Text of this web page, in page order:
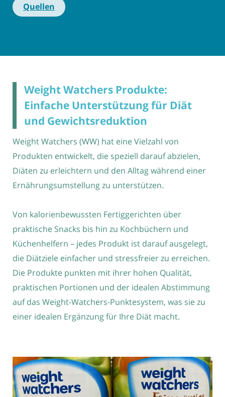
Quellen
Weight Watchers Produkte:
Einfache Unterstützung für Diät
und Gewichtsreduktion
Weight Watchers (WW) hat eine Vielzahl von
Produkten entwickelt, die speziell darauf abzielen,
Diäten zu erleichtern und den Alltag während einer
Ernährungsumstellung zu unterstützen.
Von kalorienbewussten Fertiggerichten über
praktische Snacks bis hin zu Kochbüchern und
Küchenhelfern – jedes Produkt ist darauf ausgelegt,
die Diätziele einfacher und stressfreier zu erreichen.
Die Produkte punkten mit ihrer hohen Qualität,
praktischen Portionen und der idealen Abstimmung
auf das Weight-Watchers-Punktesystem, was sie zu
einer idealen Ergänzung für Ihre Diät macht.